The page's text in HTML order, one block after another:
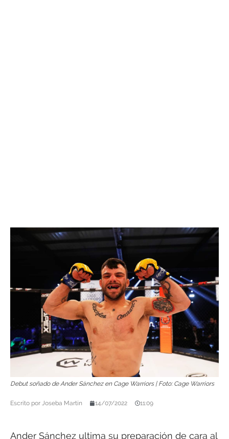
Debut soñado de Ander Sánchez en Cage Warriors | Foto: Cage Warriors
Escrito por Joseba Martín 14/07/2022 11:09
Ander Sánchez ultima su preparación de cara al